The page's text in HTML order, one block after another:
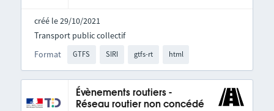
créé le 29/10/2021
Format GTFS SIRI gtfs-rt html
Transport public collectif
Évènements routiers -
Réseau routier non concédé